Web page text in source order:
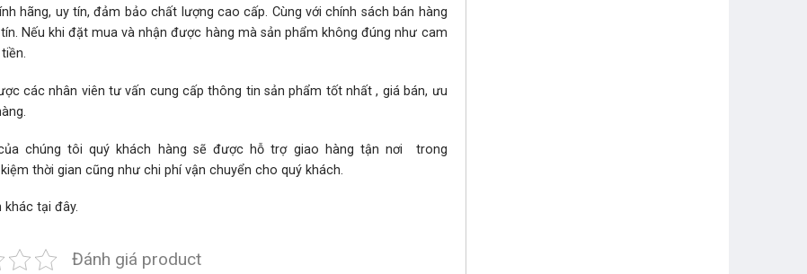
hãng, uy tín, đảm bảo chất lượng cao cấp. Cùng với chính sách bán hàng
Nếu khi đặt mua và nhận được hàng mà sản phẩm không đúng như cam
các nhân viên tư vấn cung cấp thông tin sản phẩm tốt nhất , giá bán, ưu
chúng tôi quý khách hàng sẽ được hỗ trợ giao hàng tận nơi trong
thời gian cũng như chi phí vận chuyển cho quý khách.
khác tại đây.
Đánh giá product